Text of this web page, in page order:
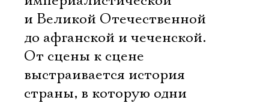
и Великой Отечественной
до афганской и чеченской.
От сцены к сцене
выстраивается история
страны, в которую одни